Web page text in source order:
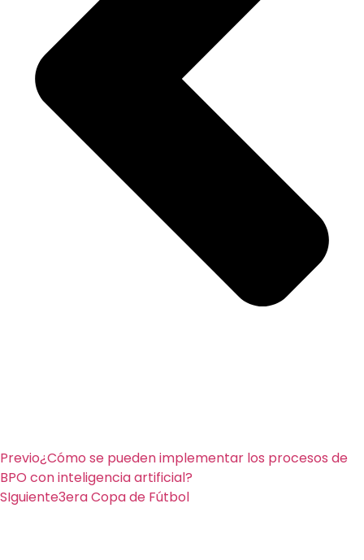
Previo¿Cómo se pueden implementar los procesos de
BPO con inteligencia artificial?
SIguiente3era Copa de Fútbol